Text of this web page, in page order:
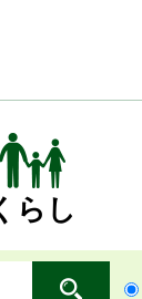
らし